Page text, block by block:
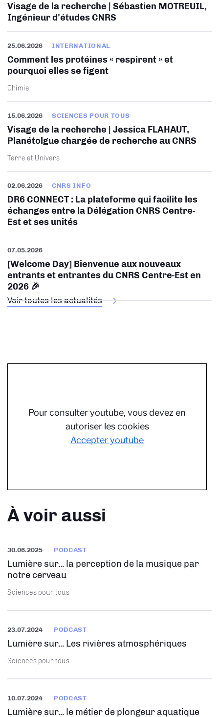
Voir toutes les actualités
Visage de la recherche | Sébastien MOTREUIL,
Ingénieur d'études CNRS
25.06.2026 INTERNATIONAL
Comment les protéines « respirent » et
pourquoi elles se figent
Chimie
15.06.2026 SCIENCES POUR TOUS
Visage de la recherche | Jessica FLAHAUT,
Planétolgue chargée de recherche au CNRS
Terre et Univers
02.06.2026 CNRS INFO
DR6 CONNECT : La plateforme qui facilite les
échanges entre la Délégation CNRS Centre-
Est et ses unités​
07.05.2026
[Welcome Day] Bienvenue aux nouveaux
entrants et entrantes du CNRS Centre-Est en
2026 🎉
Pour consulter youtube, vous devez en
autoriser les cookies
Accepter youtube
À voir aussi
30.06.2025 PODCAST
Lumière sur... la perception de la musique par
notre cerveau
Sciences pour tous
23.07.2024 PODCAST
Lumière sur... Les rivières atmosphériques
Sciences pour tous
10.07.2024 PODCAST
Lumière sur... le métier de plongeur aquatique